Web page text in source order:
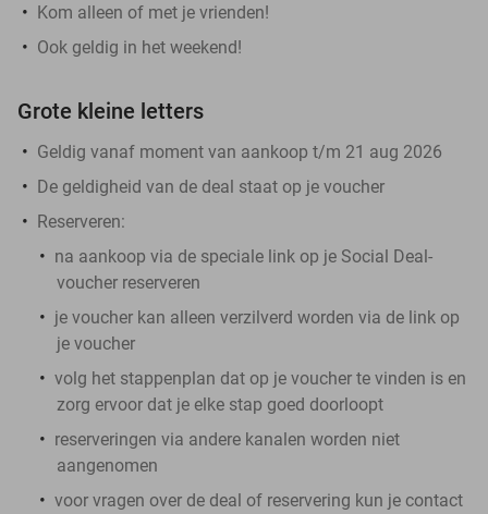
Kom alleen of met je vrienden!
Ook geldig in het weekend!
Grote kleine letters
Geldig vanaf moment van aankoop t/m 21 aug 2026
De geldigheid van de deal staat op je voucher
Reserveren:
na aankoop via de speciale link op je Social Deal-
voucher reserveren
je voucher kan alleen verzilverd worden via de link op
je voucher
volg het stappenplan dat op je voucher te vinden is en
zorg ervoor dat je elke stap goed doorloopt
reserveringen via andere kanalen worden niet
aangenomen
voor vragen over de deal of reservering kun je contact